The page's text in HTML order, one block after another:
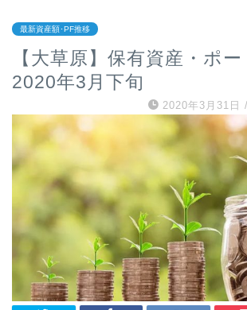
最新資産額･PF推移
【大草原】保有資産・ポ
2020年3月下旬
2020年3月31日 /